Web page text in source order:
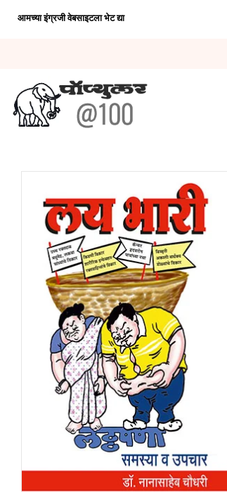
आमच्या इंग्रजी वेबसाइटला भेट द्या